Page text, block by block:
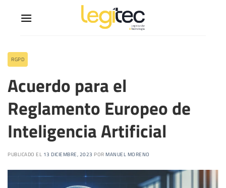
RGPD
Acuerdo para el
Reglamento Europeo de
Inteligencia Artificial
PUBLICADO EL 13 DICIEMBRE, 2023 POR MANUEL MORENO